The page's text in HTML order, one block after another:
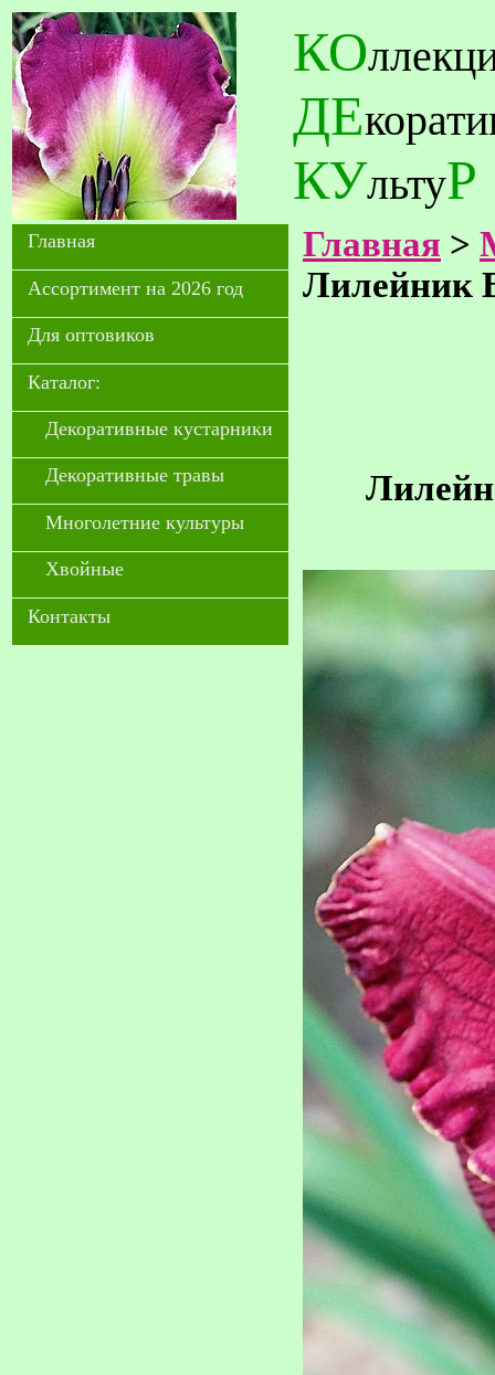
КО
ДЕ
КУльтуР
Главная
Ассортимент на 2026 год
Для оптовиков
Каталог:
Декоративные кустарники
Декоративные травы
Многолетние культуры
Хвойные
Контакты
Главная >
Лилейник